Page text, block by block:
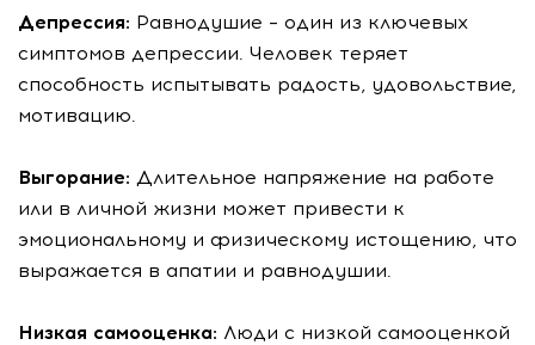
Депрессия: Равнодушие – один из ключевых
симптомов депрессии. Человек теряет
способность испытывать радость, удовольствие,
мотивацию.
Выгорание: Длительное напряжение на работе
или в личной жизни может привести к
эмоциональному и физическому истощению, что
выражается в апатии и равнодушии.
Низкая самооценка: Люди с низкой самооценкой